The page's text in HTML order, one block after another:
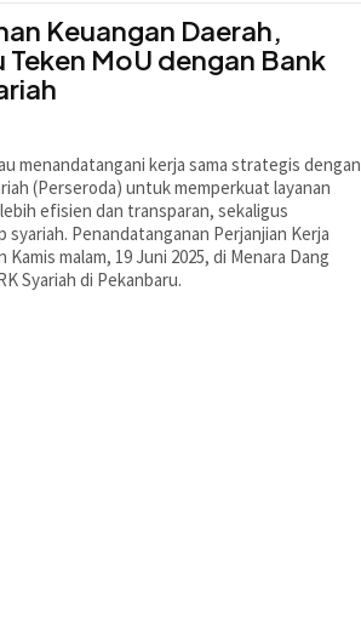
Keuangan Daerah,
Teken MoU dengan Bank
menandatangani kerja sama strategis dengan
(Perseroda) untuk memperkuat layanan
efisien dan transparan, sekaligus
syariah. Penandatanganan Perjanjian Kerja
Kamis malam, 19 Juni 2025, di Menara Dang
Syariah di Pekanbaru.